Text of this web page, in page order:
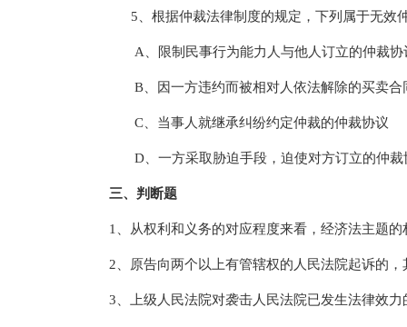
5、根据仲裁法律制度的规定，下列属于无效
A、限制民事行为能力人与他人订立的仲裁协
B、因一方违约而被相对人依法解除的买卖
C、当事人就继承纠纷约定仲裁的仲裁协议
D、一方采取胁迫手段，迫使对方订立的仲裁
三、判断题
1、从权利和义务的对应程度来看，经济法主题
2、原告向两个以上有管辖权的人民法院起诉的
3、上级人民法院对袭击人民法院已发生法律效